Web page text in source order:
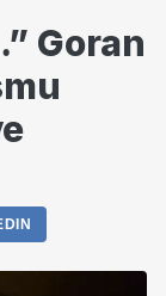
Goran